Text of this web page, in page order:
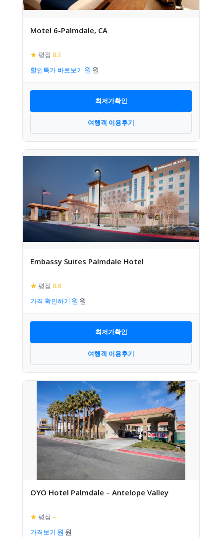
Motel 6-Palmdale, CA
★ 평점 8.3
할인특가 바로보기
최저가확인
여행객 이용후기
Embassy Suites Palmdale Hotel
★ 평점 8.8
가격 확인하기
최저가확인
여행객 이용후기
OYO Hotel Palmdale – Antelope Valley
★ 평점 –
가격보기